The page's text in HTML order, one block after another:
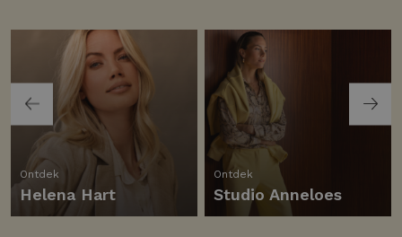
Ontdek
Helena Hart
Ontdek
Studio Anneloes